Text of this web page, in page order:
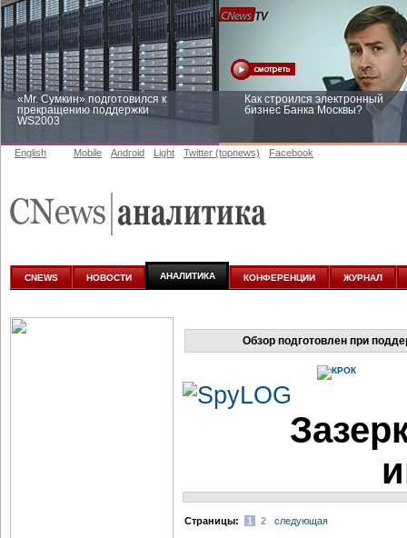
«Mr. Сумкин» подготовился к
прекращению поддержки
WS2003
Как строился электронный
бизнес Банка Москвы?
аналитике
English Mobile Android Light Twitter (topnews) Facebook
CNEWS НОВОСТИ АНАЛИТИКА КОНФЕРЕНЦИИ ЖУРНАЛ
Обзор подготовлен при
Cтраницы: 1 2 следующая